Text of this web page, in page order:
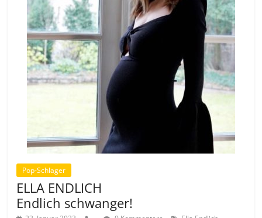
Pop-Schlager
ELLA ENDLICH
Endlich schwanger!